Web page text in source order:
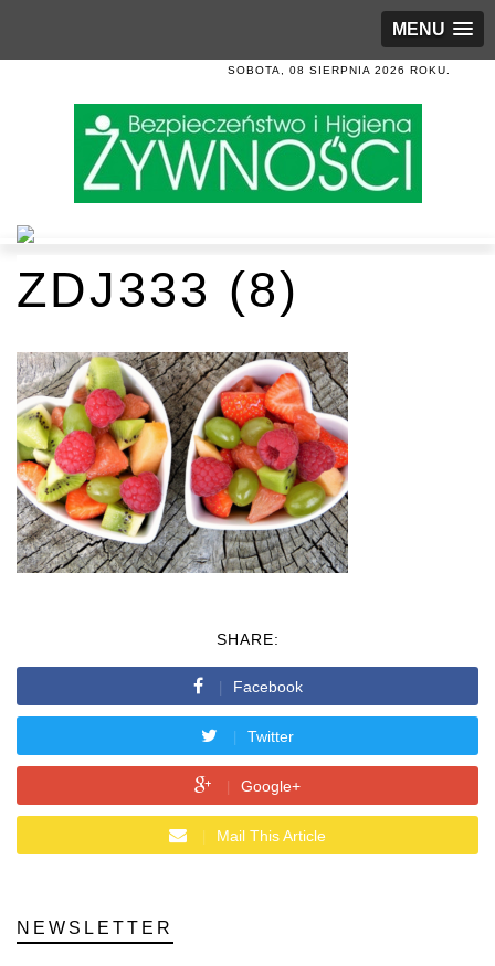
MENU
SOBOTA, 08 SIERPNIA 2026 ROKU.
ZDJ333 (8)
SHARE:
Facebook
Twitter
Google+
Mail This Article
NEWSLETTER